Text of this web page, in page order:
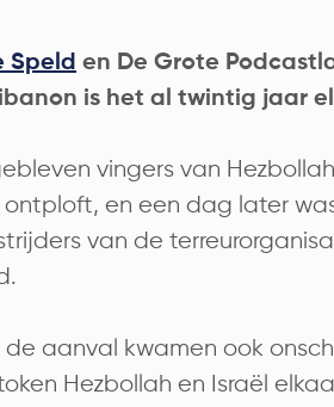
Speld en De Grote
is het al twintig jaar
vingers van
ontploft, en een dag later
van de
aanval kwamen ook
Hezbollah en Israël